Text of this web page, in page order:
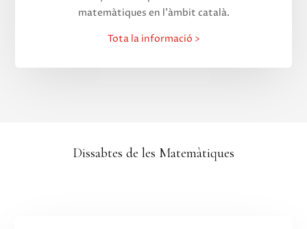
matemàtiques en l’àmbit català.
Tota la informació >
Dissabtes de les Matemàtiques